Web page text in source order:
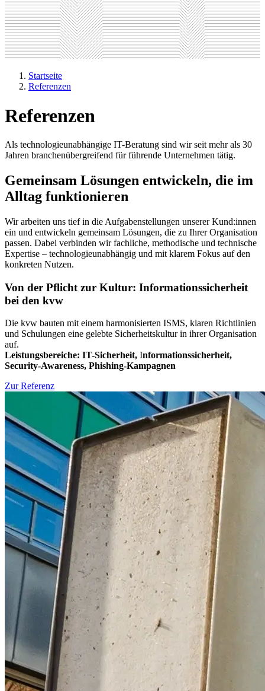
Startseite
Referenzen
Referenzen
Als technologieunabhängige IT-Beratung sind wir seit mehr als 30
Jahren branchenübergreifend für führende Unternehmen tätig.
Gemeinsam Lösungen entwickeln, die im
Alltag funktionieren
Wir arbeiten uns tief in die Aufgabenstellungen unserer Kund:innen
ein und entwickeln gemeinsam Lösungen, die zu Ihrer Organisation
passen. Dabei verbinden wir fachliche, methodische und technische
Expertise – technologieunabhängig und mit klarem Fokus auf den
konkreten Nutzen.
Von der Pflicht zur Kultur: Informationssicherheit
bei den kvw
Die kvw bauten mit einem harmonisierten ISMS, klaren Richtlinien
und Schulungen eine gelebte Sicherheitskultur in ihrer Organisation
auf.
Leistungsbereiche: IT-Sicherheit, Informationssicherheit,
Security-Awareness, Phishing-Kampagnen
Zur Referenz